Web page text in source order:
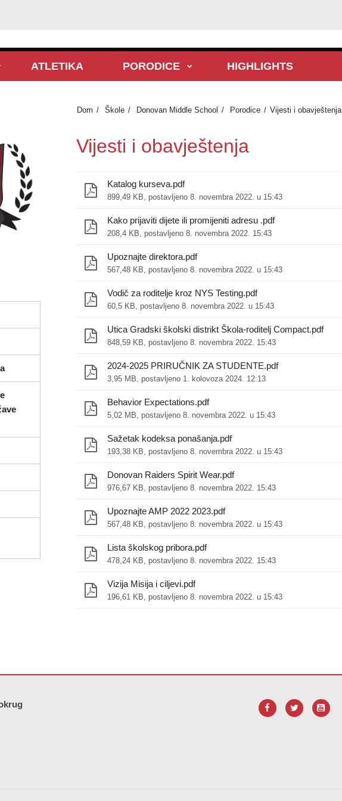
ATLETIKA PORODICE HIGHLIGHTS
Dom Škole Donovan Middle School Porodice Vijesti i obavještenja
Vijesti i obavještenja
Katalog kurseva.pdf
899,49 KB, postavljeno 8. novembra 2022. u 15:43
Kako prijaviti dijete ili promijeniti adresu .pdf
208,4 KB, postavljeno 8. novembra 2022. 15:43
Upoznajte direktora.pdf
567,48 KB, postavljeno 8. novembra 2022. u 15:43
Vodič za roditelje kroz NYS Testing.pdf
60,5 KB, postavljeno 8. novembra 2022. u 15:43
Utica Gradski školski distrikt Škola-roditelj Compact.pdf
848,59 KB, postavljeno 8. novembra 2022. 15:43
2024-2025 PRIRUČNIK ZA STUDENTE.pdf
3,95 MB, postavljeno 1. kolovoza 2024. 12:13
Behavior Expectations.pdf
5,02 MB, postavljeno 8. novembra 2022. u 15:43
Sažetak kodeksa ponašanja.pdf
193,38 KB, postavljeno 8. novembra 2022. u 15:43
Donovan Raiders Spirit Wear.pdf
976,67 KB, postavljeno 8. novembra 2022. 15:43
Upoznajte AMP 2022 2023.pdf
567,48 KB, postavljeno 8. novembra 2022. u 15:43
Lista školskog pribora.pdf
478,24 KB, postavljeno 8. novembra 2022. 15:43
Vizija Misija i ciljevi.pdf
196,61 KB, postavljeno 8. novembra 2022. u 15:43
se u novom prozoru)
prozoru)